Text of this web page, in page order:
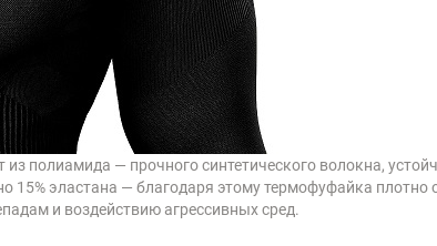
полиамида — прочного синтетического волокна,
15% эластана — благодаря этому термофуфайка плотно
и воздействию агрессивных сред.